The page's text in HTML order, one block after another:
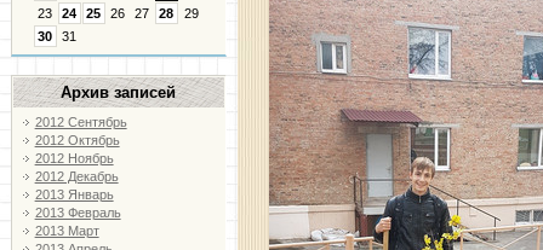
23
24 25 26 27 28
29
30
31
Архив записей
2012 Сентябрь
2012 Октябрь
2012 Ноябрь
2012 Декабрь
2013 Январь
2013 Февраль
2013 Март